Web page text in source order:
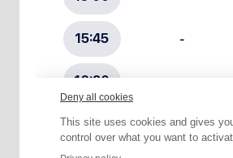
Choisissez votre abonnement :
Alertes Mail
Newsletter Culture